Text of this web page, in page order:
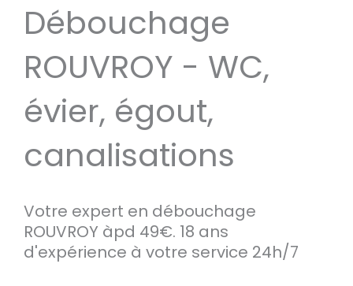
Débouchage
ROUVROY - WC,
évier, égout,
canalisations
Votre expert en débouchage
ROUVROY àpd 49€. 18 ans
d'expérience à votre service 24h/7